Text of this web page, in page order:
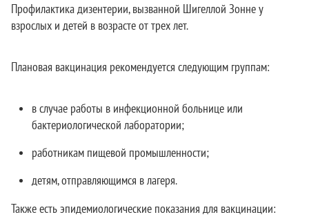
Профилактика дизентерии, вызванной Шигеллой Зонне у
взрослых и детей в возрасте от трех лет.
Плановая вакцинация рекомендуется следующим группам:
в случае работы в инфекционной больнице или
бактериологической лаборатории;
работникам пищевой промышленности;
детям, отправляющимся в лагеря.
Также есть эпидемиологические показания для вакцинации: